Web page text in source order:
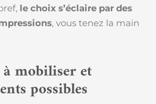
le choix s’éclaire par des
, vous tenez la main
à mobiliser et
possibles